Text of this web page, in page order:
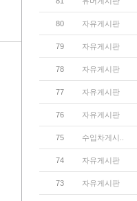
80 자유게시판
79 자유게시판
78 자유게시판
77 자유게시판
76 자유게시판
75 수입차게시..
74 자유게시판
73 자유게시판